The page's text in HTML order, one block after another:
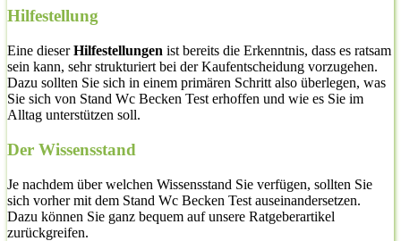
Hilfestellung
Eine dieserHilfestellungen ist bereits die Erkenntnis, dass es ratsam
sein kann, sehr strukturiert bei der Kaufentscheidung vorzugehen.
Dazu sollten Sie sich in einem primären Schritt also überlegen, was
Sie sich von Stand Wc Becken Test erhoffen und wie es Sie im
Alltag unterstützen soll.
Der Wissensstand
Je nachdem über welchen Wissensstand Sie verfügen, sollten Sie
sich vorher mit dem Stand Wc Becken Test auseinandersetzen.
Dazu können Sie ganz bequem auf unsere Ratgeberartikel
zurückgreifen.